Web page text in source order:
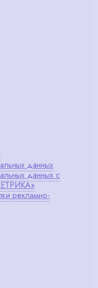
данных
данных с
рекламно-